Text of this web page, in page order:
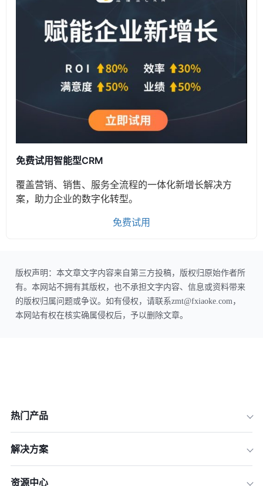
免费试用智能型CRM
覆盖营销、销售、服务全流程的一体化新增长解决方
案，助力企业的数字化转型。
免费试用
版权声明：本文章文字内容来自第三方投稿，版权归原始作者所
有。本网站不拥有其版权，也不承担文字内容、信息或资料带来
的版权归属问题或争议。如有侵权，请联系zmt@fxiaoke.com，
本网站有权在核实确属侵权后，予以删除文章。
热门产品
解决方案
资源中心